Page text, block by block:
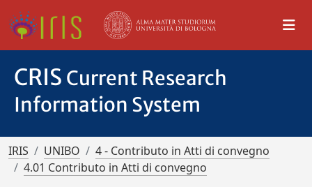
CRIS Current Research
Information System
IRIS UNIBO
4 - Contributo in Atti di convegno
4.01 Contributo in Atti di convegno